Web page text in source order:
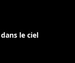
le ciel